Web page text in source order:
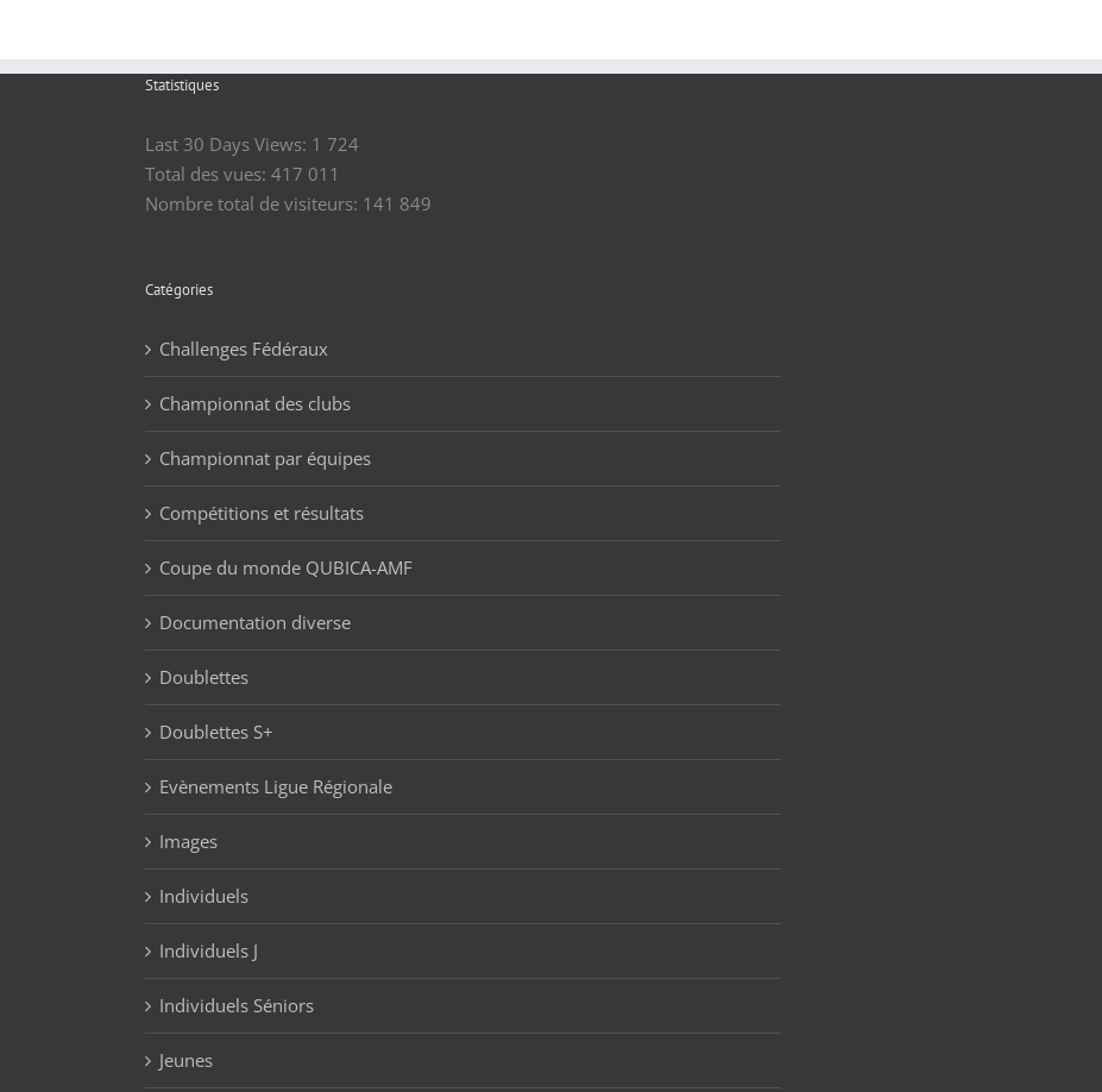
Statistiques
Last 30 Days Views: 1 724
Total des vues: 417 011
Nombre total de visiteurs: 141 849
Catégories
Challenges Fédéraux
Championnat des clubs
Championnat par équipes
Compétitions et résultats
Coupe du monde QUBICA-AMF
Documentation diverse
Doublettes
Doublettes S+
Evènements Ligue Régionale
Images
Individuels
Individuels J
Individuels Séniors
Jeunes